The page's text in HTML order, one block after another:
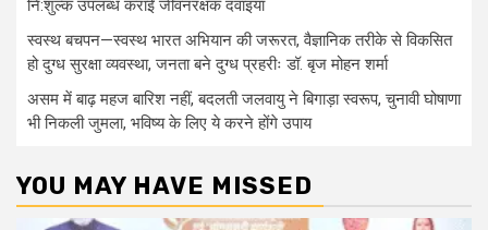
नि:शुल्क उपलब्ध कराईं जीवनरक्षक दवाइयां
स्वस्थ बचपन—स्वस्थ भारत अभियान की जरूरत, वैज्ञानिक तरीके से विकसित
हो दुग्ध सुरक्षा व्यवस्था, जनता बने दुग्ध प्रहरीः डॉ. बृज मोहन शर्मा
असम में बाढ़ महज बारिश नहीं, बदलती जलवायु ने बिगाड़ा स्वरूप, चुनावी घोषाणा
भी निकली जुमला, भविष्य के लिए ये करने होंगे उपाय
YOU MAY HAVE MISSED